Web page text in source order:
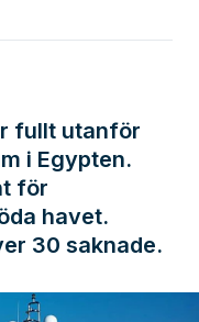
fullt utanför
i Egypten.
för
havet.
30 saknade.